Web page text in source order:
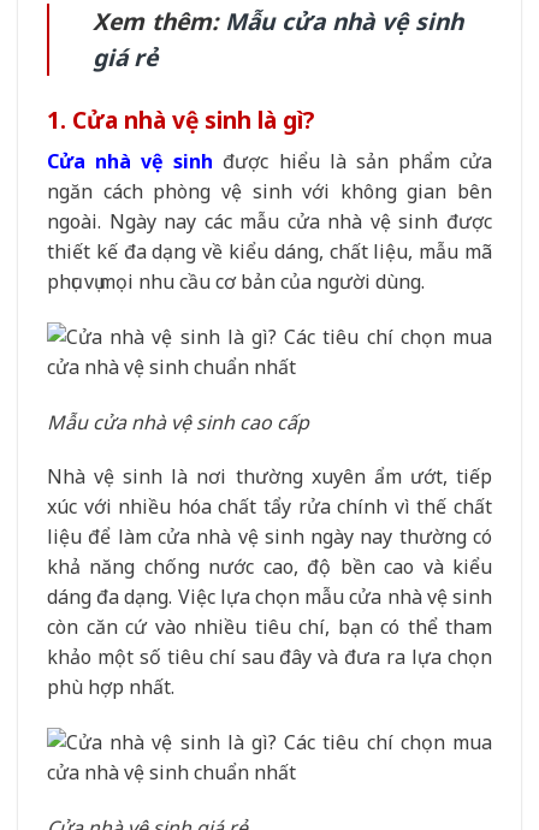
Xem thêm:Mẫu cửa nhà vệ sinh
giá rẻ
1. Cửa nhà vệ sinh là gì?
Cửa nhà vệ sinh được hiểu là sản phẩm cửa
ngăn cách phòng vệ sinh với không gian bên
ngoài. Ngày nay các mẫu cửa nhà vệ sinh được
thiết kế đa dạng về kiểu dáng, chất liệu, mẫu mã
phục vụ mọi nhu cầu cơ bản của người dùng.
Mẫu cửa nhà vệ sinh cao cấp
Nhà vệ sinh là nơi thường xuyên ẩm ướt, tiếp
xúc với nhiều hóa chất tẩy rửa chính vì thế chất
liệu để làm cửa nhà vệ sinh ngày nay thường có
khả năng chống nước cao, độ bền cao và kiểu
dáng đa dạng. Việc lựa chọn mẫu cửa nhà vệ sinh
còn căn cứ vào nhiều tiêu chí, bạn có thể tham
khảo một số tiêu chí sau đây và đưa ra lựa chọn
phù hợp nhất.